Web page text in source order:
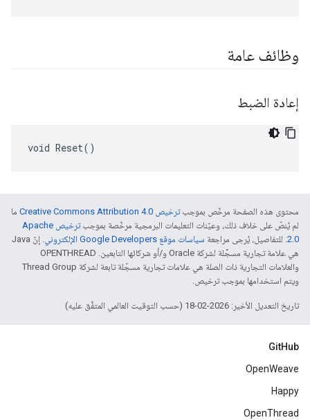
وظائف عامة
إعادة الضبط
void Reset()
محتوى هذه الصفحة مرخّص بموجبترخيص Creative Commons Attribution 4.0‏
ما
لم يُنصّ على خلاف ذلك، وعيّنات التعليمات البرمجية مرخّصة بموجب
ترخيص Apache
2.0‏. للتفاصيل، يُرجى مراجعة سياسات موقع Google Developers الإلكتروني
. إنّ Java
هي علامة تجارية مسجَّلة لشركة Oracle و/أو شركائها التابعين. ‫OPENTHREAD
والعلامات التجارية ذات الصلة هي علامات تجارية مسجّلة تابعة لشركة Thread Group
ويتم استخدامها بموجب ترخيص.
تاريخ التعديل الأخير: 2026-02-18 (حسب التوقيت العالمي المتفَّق عليه)
GitHub
OpenWeave
Happy
OpenThread